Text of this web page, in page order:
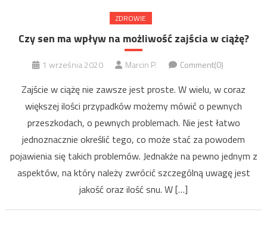
ZDROWIE
Czy sen ma wpływ na możliwość zajścia w ciążę?
1 września 2020 Marcin P. Comment(0)
Zajście w ciążę nie zawsze jest proste. W wielu, w coraz
większej ilości przypadków możemy mówić o pewnych
przeszkodach, o pewnych problemach. Nie jest łatwo
jednoznacznie określić tego, co może stać za powodem
pojawienia się takich problemów. Jednakże na pewno jednym z
aspektów, na który należy zwrócić szczególną uwagę jest
jakość oraz ilość snu. W […]